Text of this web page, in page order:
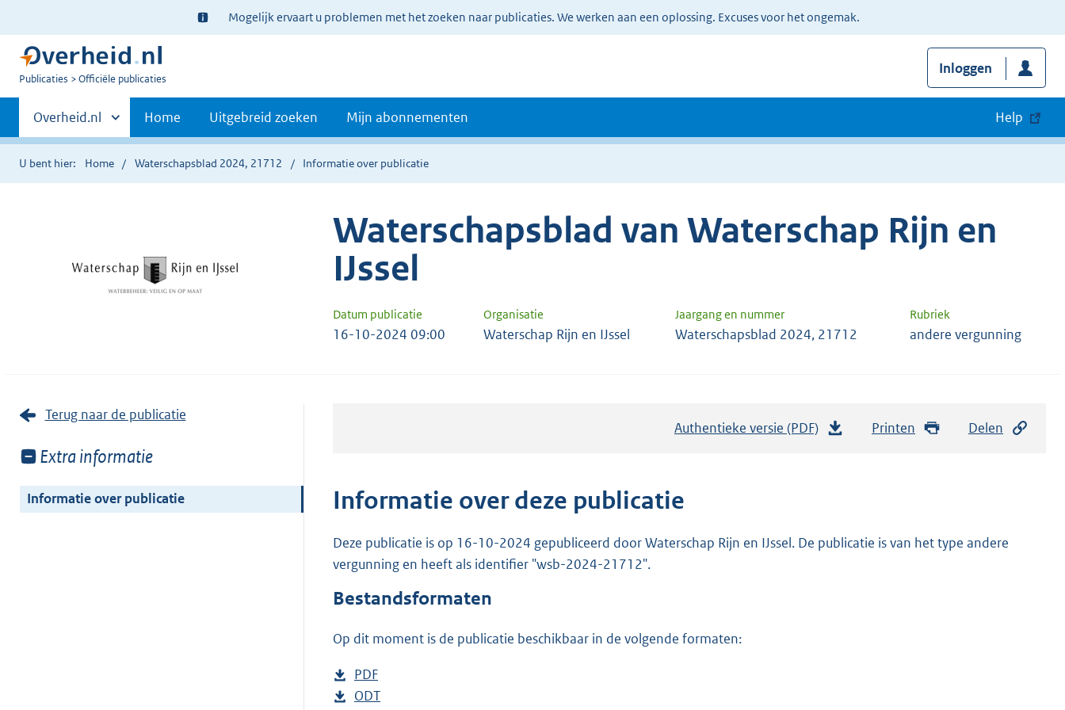
Ter
informatie:
Mogelijk ervaart u problemen met het zoeken naar publicaties. We werken aan een oplossing. Excuses voor het ongemak.
U
Publicaties Officiële publicaties
Inloggen
Primaire
navigatie
Andere
sites
binnen
Overheid.nl Home Uitgebreid zoeken Mijn abonnementen Help
U bent hier: Home Waterschapsblad 2024, 21712 Informatie over publicatie
Waterschapsblad van Waterschap Rijn en
IJssel
Datum publicatie Organisatie Jaargang en nummer Rubriek
16-10-2024 09:00 Waterschap Rijn en IJssel Waterschapsblad 2024, 21712 andere vergunning
Terug naar de publicatie
Toon
van:
Extra informatie
Informatie over publicatie
Authentieke versie (PDF)
d
Printen Delen
Informatie over deze publicatie
Deze publicatie is op 16-10-2024 gepubliceerd door Waterschap Rijn en IJssel. De publicatie is van het type andere
vergunning en heeft als identifier "wsb-2024-21712".
Bestandsformaten
Op dit moment is de publicatie beschikbaar in de volgende formaten:
D
o
PDF
e
D
ODT